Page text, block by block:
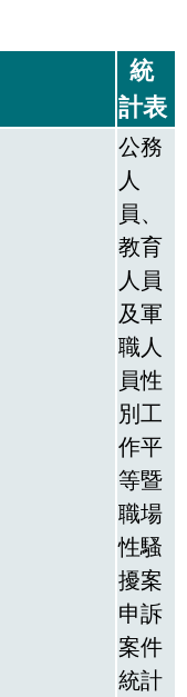
統
計表
公務
人
員、
教育
人員
及軍
職人
員性
別工
作平
等暨
職場
性騷
擾案
申訴
案件
統計